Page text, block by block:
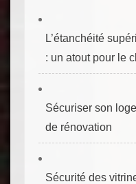
L’étanchéité
: un atout pour le
Sécuriser son
de rénovation
Sécurité des